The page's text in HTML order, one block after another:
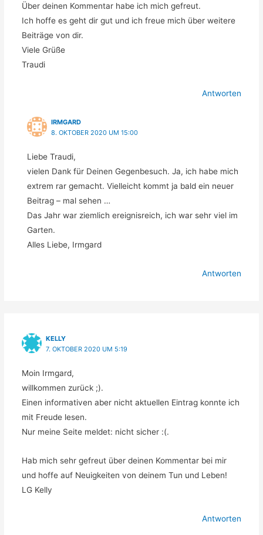
Über deinen Kommentar habe ich mich gefreut.
Ich hoffe es geht dir gut und ich freue mich über weitere
Beiträge von dir.
Viele Grüße
Traudi
Antworten
IRMGARD
8. OKTOBER 2020 UM 15:00
Liebe Traudi,
vielen Dank für Deinen Gegenbesuch. Ja, ich habe mich
extrem rar gemacht. Vielleicht kommt ja bald ein neuer
Beitrag – mal sehen …
Das Jahr war ziemlich ereignisreich, ich war sehr viel im
Garten.
Alles Liebe, Irmgard
Antworten
KELLY
7. OKTOBER 2020 UM 5:19
Moin Irmgard,
willkommen zurück ;).
Einen informativen aber nicht aktuellen Eintrag konnte ich
mit Freude lesen.
Nur meine Seite meldet: nicht sicher :(.
Hab mich sehr gefreut über deinen Kommentar bei mir
und hoffe auf Neuigkeiten von deinem Tun und Leben!
LG Kelly
Antworten